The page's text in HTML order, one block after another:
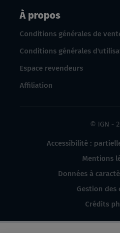
À propos
Conditions générales de
Conditions générales
Espace revendeurs
Affiliation
© IGN -
Accessibilité :
Mentions
Données à
Gestion des
Crédits